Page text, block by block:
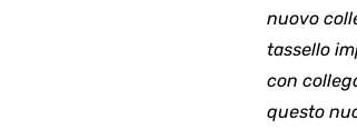
nuovo
tassello
con
questo